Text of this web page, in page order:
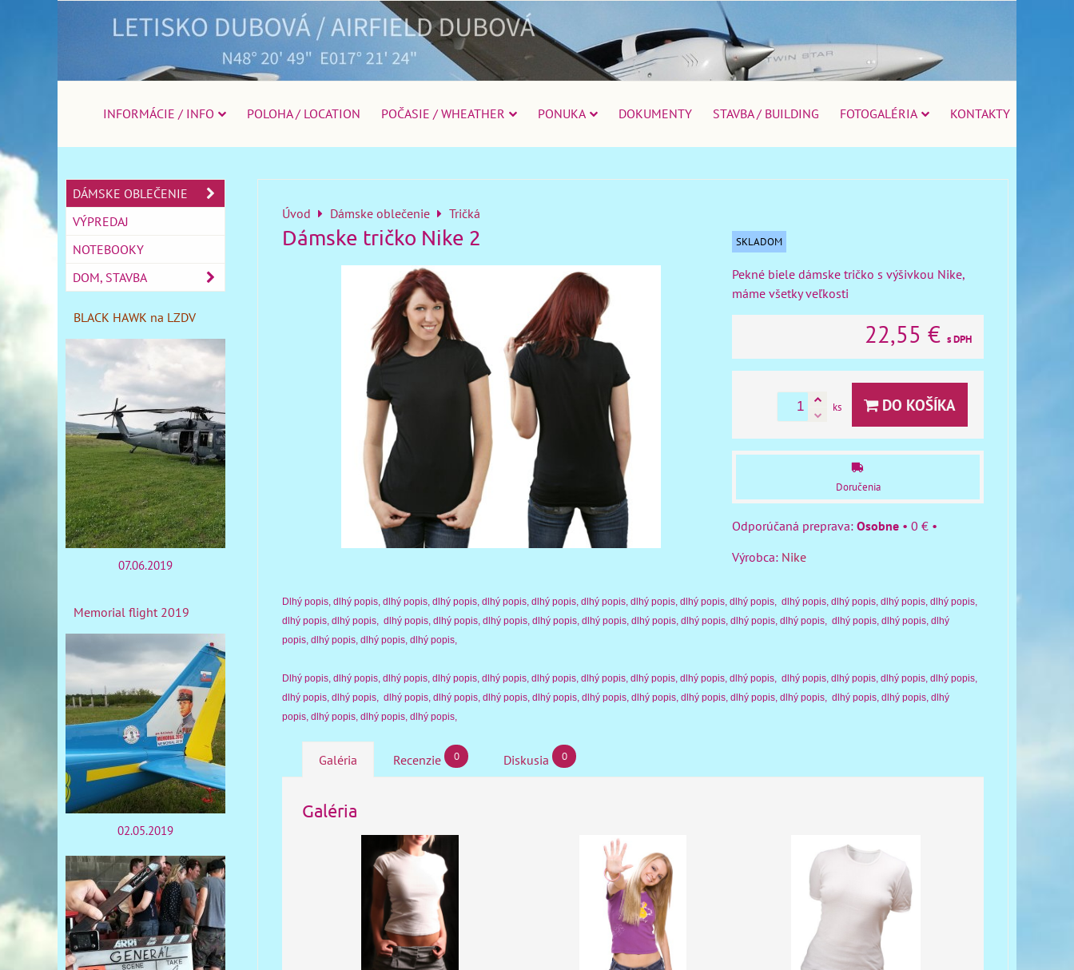
INFORMÁCIE / INFO POLOHA / LOCATION POČASIE / WHEATHER PONUKA DOKUMENTY STAVBA / BUILDING FOTOGALÉRIA KONTAKTY
Úvod Dámske oblečenie Tričká
Dámske tričko Nike 2 SKLADOM
Pekné biele dámske tričko s výšivkou Nike,
máme všetky veľkosti
22,55 € s DPH
ks DO KOŠÍKA
Doručenia
Osobne • 0 € •
Výrobca: Nike
Dlhý popis, dlhý popis, dlhý popis, dlhý popis, dlhý popis, dlhý popis, dlhý popis, dlhý popis, dlhý popis, dlhý popis, dlhý popis, dlhý popis, dlhý popis, dlhý popis,
dlhý popis, dlhý popis, dlhý popis, dlhý popis, dlhý popis, dlhý popis, dlhý popis, dlhý popis, dlhý popis, dlhý popis, dlhý popis, dlhý popis, dlhý popis, dlhý
popis, dlhý popis, dlhý popis, dlhý popis,
Dlhý popis, dlhý popis, dlhý popis, dlhý popis, dlhý popis, dlhý popis, dlhý popis, dlhý popis, dlhý popis, dlhý popis, dlhý popis, dlhý popis, dlhý popis, dlhý popis,
dlhý popis, dlhý popis, dlhý popis, dlhý popis, dlhý popis, dlhý popis, dlhý popis, dlhý popis, dlhý popis, dlhý popis, dlhý popis, dlhý popis, dlhý popis, dlhý
popis, dlhý popis, dlhý popis, dlhý popis,
Galéria Recenzie 0 Diskusia 0
Galéria
DÁMSKE OBLEČENIE
VÝPREDAJ
NOTEBOOKY
DOM, STAVBA
BLACK HAWK na LZDV
07.06.2019
Memorial flight 2019
02.05.2019